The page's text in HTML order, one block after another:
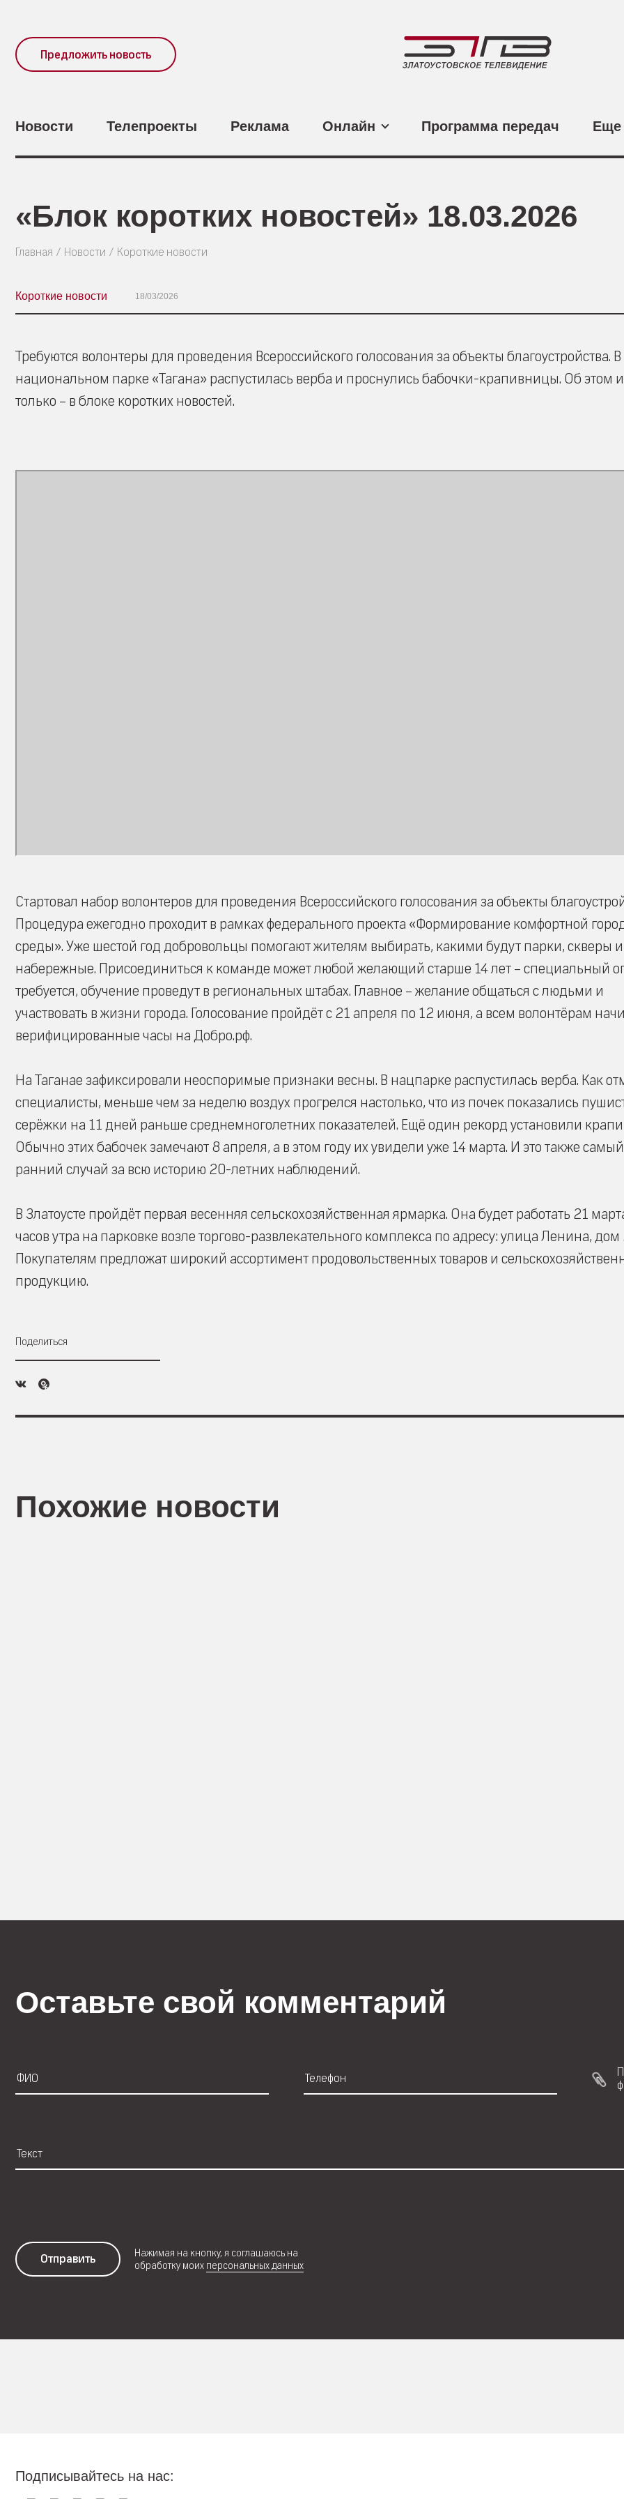
Предложить новость
Новости Телепроекты Реклама Онлайн Программа передач Еще
«Блок коротких новостей» 18.03.2026
Главная Новости Короткие новости
Короткие новости 18/03/2026
Требуются волонтеры для проведения Всероссийского голосования за объекты благоустройства. В
национальном парке «Тагана» распустилась верба и проснулись бабочки-крапивницы. Об этом
только – в блоке коротких новостей.
Стартовал набор волонтеров для проведения Всероссийского голосования за объекты
Процедура ежегодно проходит в рамках федерального проекта «Формирование комфортной
среды». Уже шестой год добровольцы помогают жителям выбирать, какими будут парки, скверы и
набережные. Присоединиться к команде может любой желающий старше 14 лет – специальный
требуется, обучение проведут в региональных штабах. Главное – желание общаться с людьми и
участвовать в жизни города. Голосование пройдёт с 21 апреля по 12 июня, а всем волонтёрам
верифицированные часы на Добро.рф.
На Таганае зафиксировали неоспоримые признаки весны. В нацпарке распустилась верба. Как
специалисты, меньше чем за неделю воздух прогрелся настолько, что из почек показались
серёжки на 11 дней раньше среднемноголетних показателей. Ещё один рекорд установили
Обычно этих бабочек замечают 8 апреля, а в этом году их увидели уже 14 марта. И это также самый
ранний случай за всю историю 20-летних наблюдений.
В Златоусте пройдёт первая весенняя сельскохозяйственная ярмарка. Она будет работать 21
часов утра на парковке возле торгово-развлекательного комплекса по адресу: улица Ленина, дом
Покупателям предложат широкий ассортимент продовольственных товаров и
продукцию.
Поделиться
Похожие новости
Оставьте свой комментарий
Отправить
Нажимая на кнопку, я соглашаюсь на
обработку моих персональных данных
Подписывайтесь на нас: